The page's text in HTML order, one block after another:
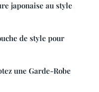
japonaise au style
de style pour
une Garde-Robe